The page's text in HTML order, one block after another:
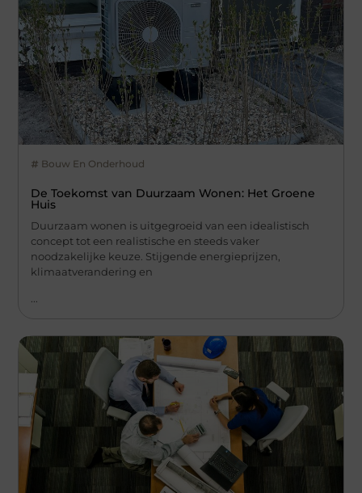
Bouw En Onderhoud
De Toekomst van Duurzaam Wonen: Het Groene
Huis
Duurzaam wonen is uitgegroeid van een idealistisch
concept tot een realistische en steeds vaker
noodzakelijke keuze. Stijgende energieprijzen,
klimaatverandering en